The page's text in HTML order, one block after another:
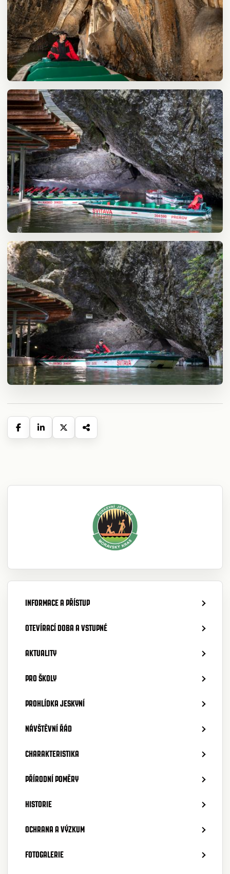
INFORMACE A PŘÍSTUP
OTEVÍRACÍ DOBA A VSTUPNÉ
AKTUALITY
PRO ŠKOLY
PROHLÍDKA JESKYNÍ
NÁVŠTĚVNÍ ŘÁD
CHARAKTERISTIKA
PŘÍRODNÍ POMĚRY
HISTORIE
OCHRANA A VÝZKUM
FOTOGALERIE